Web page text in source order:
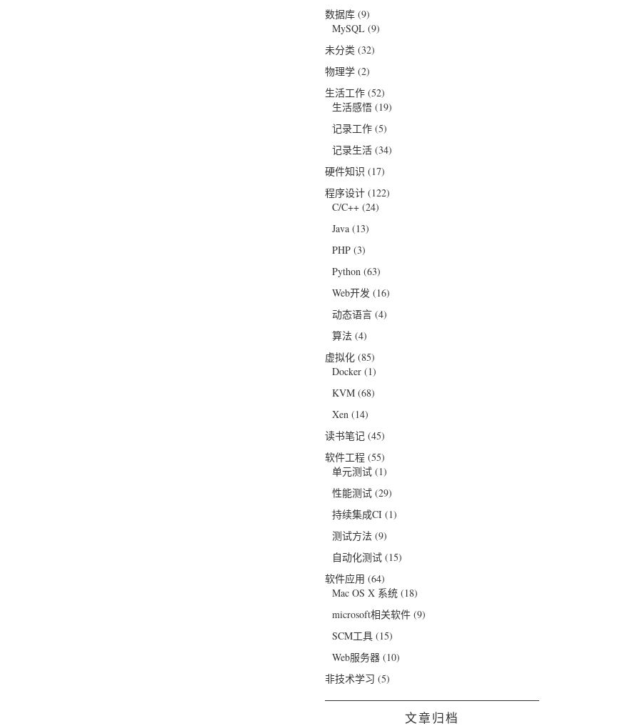
数据库(9)
MySQL(9)
未分类 (32)
物理学(2)
生活工作(52)
生活感悟(19)
记录工作(5)
记录生活(34)
硬件知识 (17)
程序设计(122)
C/C++(24)
Java(13)
PHP(3)
Python(63)
Web开发 (16)
动态语言(4)
算法(4)
虚拟化(85)
Docker(1)
KVM(68)
Xen(14)
读书笔记(45)
软件工程(55)
单元测试(1)
性能测试(29)
持续集成CI(1)
测试方法(9)
自动化测试(15)
软件应用 (64)
Mac OS X 系统(18)
microsoft相关软件(9)
SCM工具(15)
Web服务器(10)
非技术学习 (5)
文章归档